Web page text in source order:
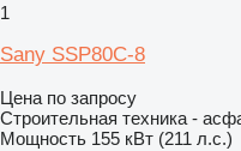
1
Sany SSP80C-8
Цена по запросу
Строительная техника -
Мощность 155 кВт (211 л.с.)